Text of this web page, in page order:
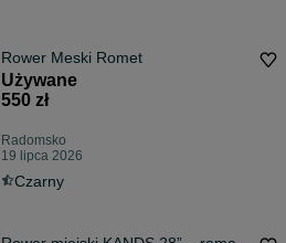
Rower Meski Romet
Używane
550 zł
Radomsko
19 lipca 2026
Czarny